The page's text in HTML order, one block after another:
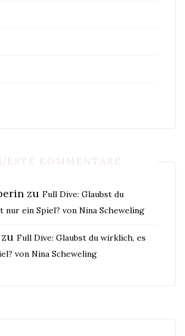
KOMMENTARE
zu Full Dive: Glaubst du
nur ein Spiel? von Nina Scheweling
zu Full Dive: Glaubst du wirklich, es
von Nina Scheweling